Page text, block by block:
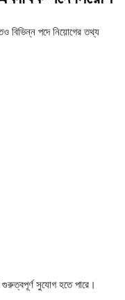
পদে নিয়োগের তথ্য
গুরুত্বপূর্ণ সুযোগ হতে পারে।